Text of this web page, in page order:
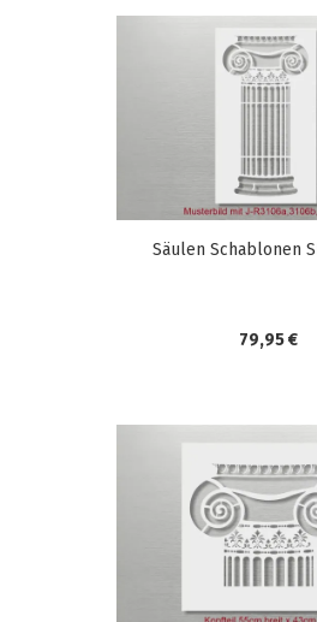
Säulen Schablonen
79,95 €